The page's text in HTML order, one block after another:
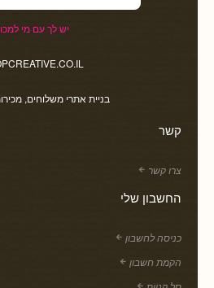
יש לך עם מי
בניית אתרי משלוחים,
קשר
צרו קשר
החשבון שלי
כניסה לחשבון
הקמת חשבון